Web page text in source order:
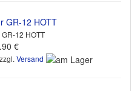
12 HOTT
€
Versand